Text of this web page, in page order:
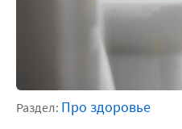
Раздел: Про здоровье